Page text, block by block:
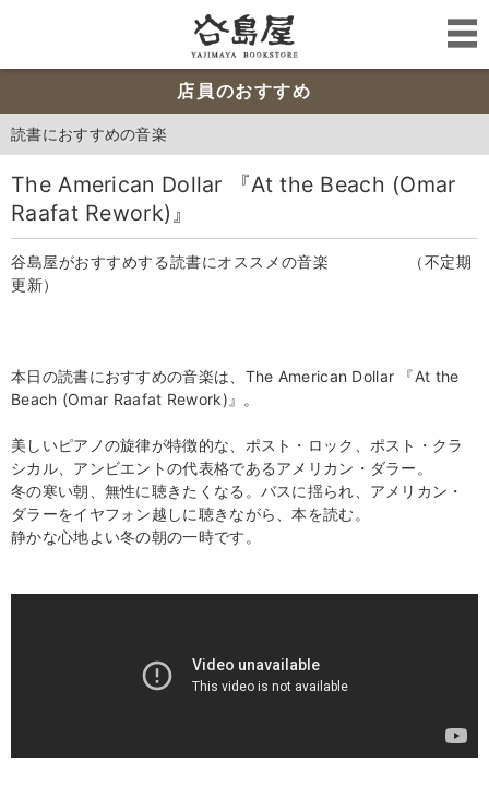
店員のおすすめ
読書におすすめの音楽
The American Dollar 『At the Beach (Omar
Raafat Rework)』
谷島屋がおすすめする読書にオススメの音楽 （不定期
更新）
本日の読書におすすめの音楽は、The American Dollar 『At the
Beach (Omar Raafat Rework)』。
美しいピアノの旋律が特徴的な、ポスト・ロック、ポスト・クラ
シカル、アンビエントの代表格であるアメリカン・ダラー。
冬の寒い朝、無性に聴きたくなる。バスに揺られ、アメリカン・
ダラーをイヤフォン越しに聴きながら、本を読む。
静かな心地よい冬の朝の一時です。